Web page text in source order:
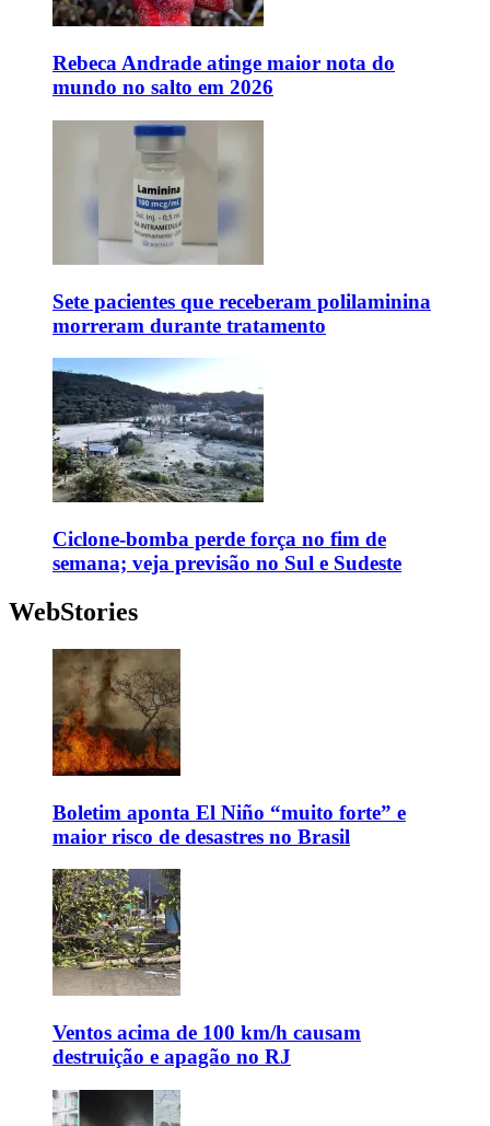
Rebeca Andrade atinge maior nota do
mundo no salto em 2026
Sete pacientes que receberam polilaminina
morreram durante tratamento
Ciclone-bomba perde força no fim de
semana; veja previsão no Sul e Sudeste
WebStories
Boletim aponta El Niño “muito forte” e
maior risco de desastres no Brasil
Ventos acima de 100 km/h causam
destruição e apagão no RJ